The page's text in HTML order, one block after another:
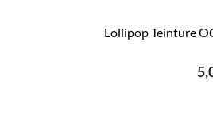
Lollipop Teinture